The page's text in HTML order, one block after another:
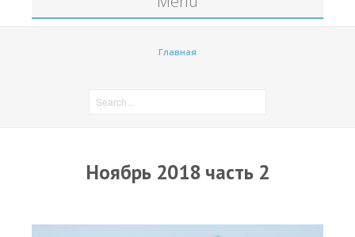
Главная
Ноябрь 2018 часть 2